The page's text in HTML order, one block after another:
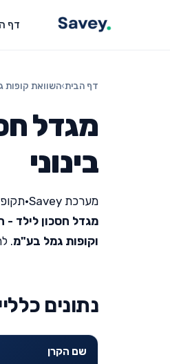
דף
דף הבית›השוואת
מגדל
בינוני
מערכת Savey •תקופת
מגדל חסכון לילד -
וקופות גמל בע"מ.
נתונים
שם הקרן